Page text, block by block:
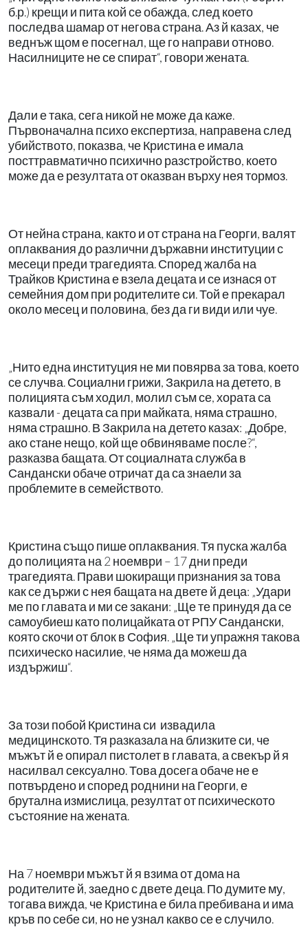
б.р.) крещи и пита кой се обажда, след което
последва шамар от негова страна. Аз й казах, че
веднъж щом е посегнал, ще го направи отново.
Насилниците не се спират“, говори жената.
Дали е така, сега никой не може да каже.
Първоначална психо експертиза, направена след
убийството, показва, че Кристина е имала
посттравматично психично разстройство, което
може да е резултата от оказван върху нея тормоз.
От нейна страна, както и от страна на Георги, валят
оплаквания до различни държавни институции с
месеци преди трагедията. Според жалба на
Трайков Кристина е взела децата и се изнася от
семейния дом при родителите си. Той е прекарал
около месец и половина, без да ги види или чуе.
„Нито една институция не ми повярва за това, което
се случва. Социални грижи, Закрила на детето, в
полицията съм ходил, молил съм се, хората са
казвали - децата са при майката, няма страшно,
няма страшно. В Закрила на детето казах: „Добре,
ако стане нещо, кой ще обвиняваме после?“,
разказва бащата. От социалната служба в
Сандански обаче отричат да са знаели за
проблемите в семейството.
Кристина също пише оплаквания. Тя пуска жалба
до полицията на 2 ноември – 17 дни преди
трагедията. Прави шокиращи признания за това
как се държи с нея бащата на двете й деца: „Удари
ме по главата и ми се закани: „Ще те принудя да се
самоубиеш като полицайката от РПУ Сандански,
която скочи от блок в София. „Ще ти упражня такова
психическо насилие, че няма да можеш да
издържиш“.
За този побой Кристина си извадила
медицинското. Тя разказала на близките си, че
мъжът й е опирал пистолет в главата, а свекър й я
насилвал сексуално. Това досега обаче не е
потвърдено и според роднини на Георги, е
брутална измислица, резултат от психическото
състояние на жената.
На 7 ноември мъжът й я взима от дома на
родителите й, заедно с двете деца. По думите му,
тогава вижда, че Кристина е била пребивана и има
кръв по себе си, но не узнал какво се е случило.